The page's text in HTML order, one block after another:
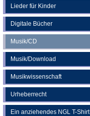
Lieder für Kinder
Digitale Bücher
Musik/CD
Musik/Download
Musikwissenschaft
Urheberrecht
Ein anziehendes NGL T-Shirt